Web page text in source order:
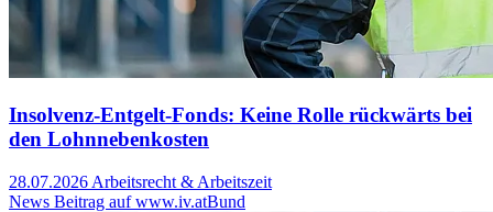
Insolvenz-Entgelt-Fonds: Keine Rolle rückwärts bei
den Lohnnebenkosten
28.07.2026 Arbeitsrecht & Arbeitszeit
News Beitrag auf www.iv.atBund